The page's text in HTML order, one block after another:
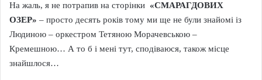
На жаль, я не потрапив на сторінки «СМАРАГДОВИХ
ОЗЕР» – просто десять років тому ми ще не були знайомі із
Людиною – оркестром Тетяною Морачевською –
Кремешною… А то б і мені тут, сподіваюся, також місце
знайшлося…